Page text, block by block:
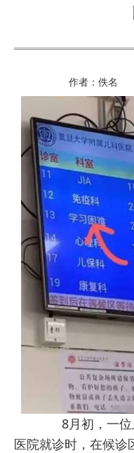
作者：佚名
8月初，一位
医院就诊时，在候诊